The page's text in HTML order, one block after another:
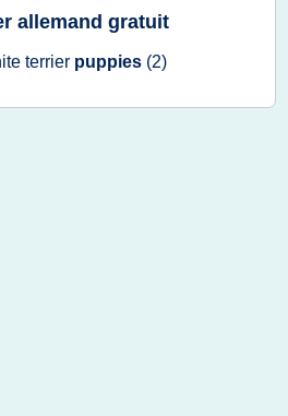
allemand gratuit
terrier puppies (2)